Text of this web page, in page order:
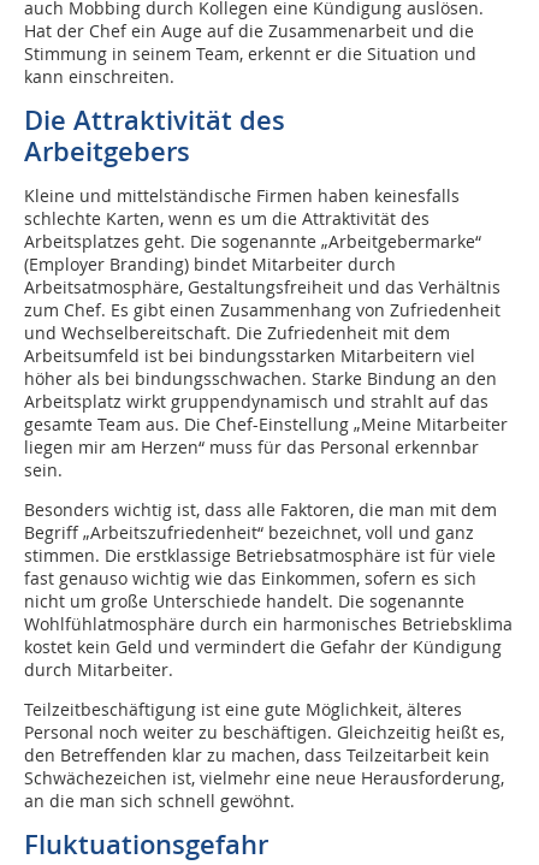
auch Mobbing durch Kollegen eine Kündigung auslösen.
Hat der Chef ein Auge auf die Zusammenarbeit und die
Stimmung in seinem Team, erkennt er die Situation und
kann einschreiten.
Die Attraktivität des
Arbeitgebers
Kleine und mittelständische Firmen haben keinesfalls
schlechte Karten, wenn es um die Attraktivität des
Arbeitsplatzes geht. Die sogenannte „Arbeitgebermarke“
(Employer Branding) bindet Mitarbeiter durch
Arbeitsatmosphäre, Gestaltungsfreiheit und das Verhältnis
zum Chef. Es gibt einen Zusammenhang von Zufriedenheit
und Wechselbereitschaft. Die Zufriedenheit mit dem
Arbeitsumfeld ist bei bindungsstarken Mitarbeitern viel
höher als bei bindungsschwachen. Starke Bindung an den
Arbeitsplatz wirkt gruppendynamisch und strahlt auf das
gesamte Team aus. Die Chef-Einstellung „Meine Mitarbeiter
liegen mir am Herzen“ muss für das Personal erkennbar
sein.
Besonders wichtig ist, dass alle Faktoren, die man mit dem
Begriff „Arbeitszufriedenheit“ bezeichnet, voll und ganz
stimmen. Die erstklassige Betriebsatmosphäre ist für viele
fast genauso wichtig wie das Einkommen, sofern es sich
nicht um große Unterschiede handelt. Die sogenannte
Wohlfühlatmosphäre durch ein harmonisches Betriebsklima
kostet kein Geld und vermindert die Gefahr der Kündigung
durch Mitarbeiter.
Teilzeitbeschäftigung ist eine gute Möglichkeit, älteres
Personal noch weiter zu beschäftigen. Gleichzeitig heißt es,
den Betreffenden klar zu machen, dass Teilzeitarbeit kein
Schwächezeichen ist, vielmehr eine neue Herausforderung,
an die man sich schnell gewöhnt.
Fluktuationsgefahr